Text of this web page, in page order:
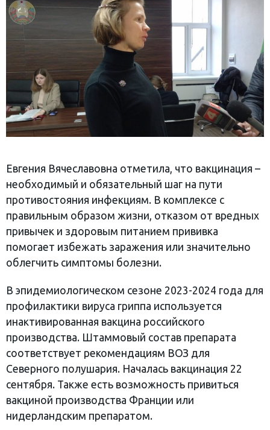
Евгения Вячеславовна отметила, что вакцинация –
необходимый и обязательный шаг на пути
противостояния инфекциям. В комплексе с
правильным образом жизни, отказом от вредных
привычек и здоровым питанием прививка
помогает избежать заражения или значительно
облегчить симптомы болезни.
В эпидемиологическом сезоне 2023-2024 года для
профилактики вируса гриппа используется
инактивированная вакцина российского
производства. Штаммовый состав препарата
соответствует рекомендациям ВОЗ для
Северного полушария. Началась вакцинация 22
сентября. Также есть возможность привиться
вакциной производства Франции или
нидерландским препаратом.